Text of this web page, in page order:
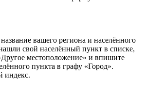
вашего региона и населённого
свой населённый пункт в списке,
местоположение» и впишите
пункта в графу «Город».
индекс.